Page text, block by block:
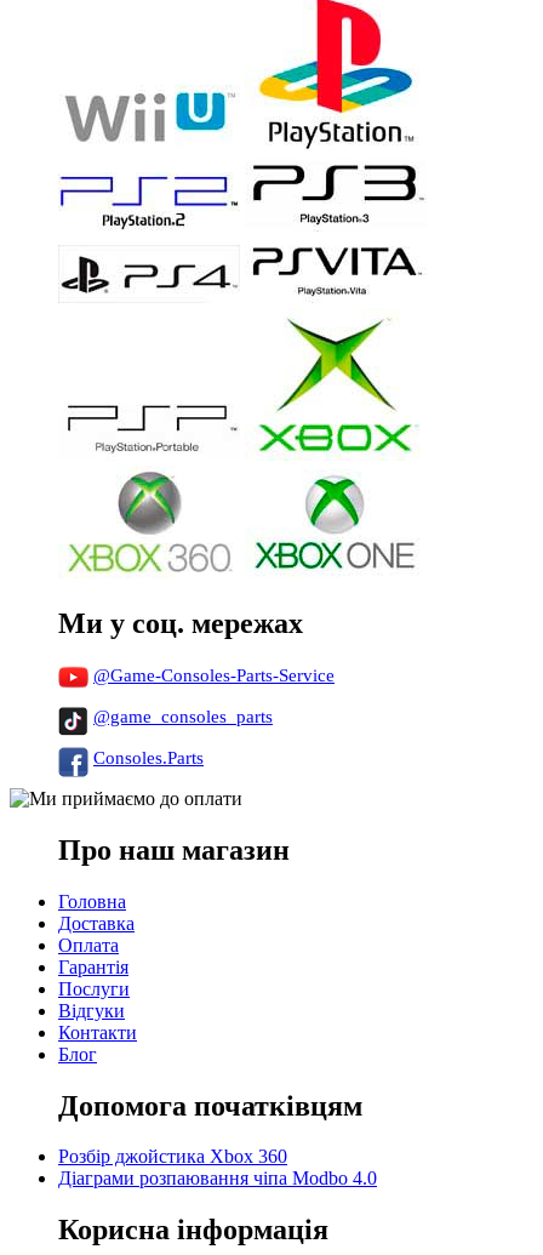
Ми у соц. мережах
@Game-Consoles-Parts-Service
@game_consoles_parts
Consoles.Parts
Про наш магазин
Головна
Доставка
Оплата
Гарантія
Послуги
Відгуки
Контакти
Блог
Допомога початківцям
Розбір джойстика Xbox 360
Діаграми розпаювання чіпа Modbo 4.0
Корисна інформація